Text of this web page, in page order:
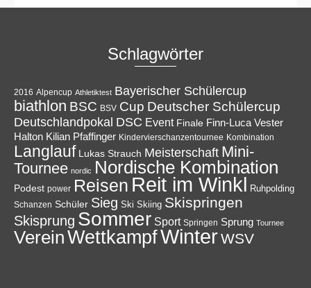
Schlagwörter
2016 Alpencup Athletiktest Bayerischer Schülercup
biathlon BSC BSV Cup Deutscher Schülercup
Deutschlandpokal DSC Event Finale Finn-Luca Vester
Halton Kilian Pfaffinger Kindervierschanzentournee Kombination
Langlauf Lukas Strauch Meisterschaft Mini-
Tournee nordic Nordische Kombination
Podest power Reisen Reit im Winkl Ruhpolding
Schanzen Schüler Sieg Ski Skiing Skispringen
Skisprung Sommer Sport Springen Sprung Tournee
VereinWettkampfWinterWSV